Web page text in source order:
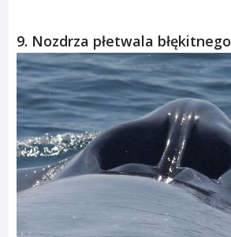
9. Nozdrza płetwala błękitnego